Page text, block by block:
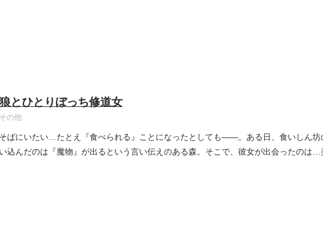
とひとりぼっち修道女
の他
ばにいたい…たとえ『食べられる』ことになったとしても――。ある日、食いしん坊
込んだのは『魔物』が出るという言い伝えのある森。そこで、彼女が出会ったのは…